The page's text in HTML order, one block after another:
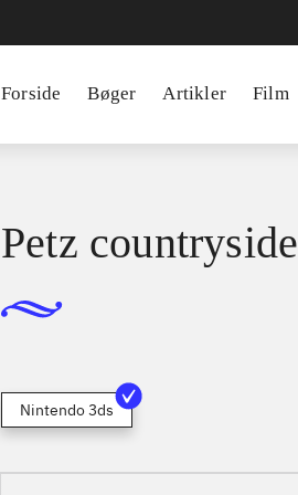
Forside Bøger Artikler Film
Petz countryside
Nintendo 3ds